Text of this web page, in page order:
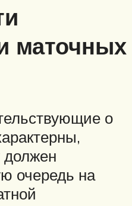
маточных
о
должен
очередь на